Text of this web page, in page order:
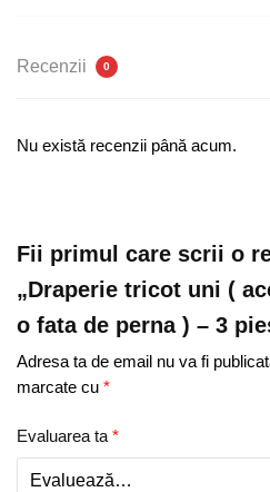
+
de
3
piese
|
0174-
Recenzii 0
Nu există recenzii până acum.
Fii primul care scrii o
„Draperie tricot uni (
o fata de perna ) – 3
Adresa ta de email nu va fi
marcate cu *
Evaluarea ta *